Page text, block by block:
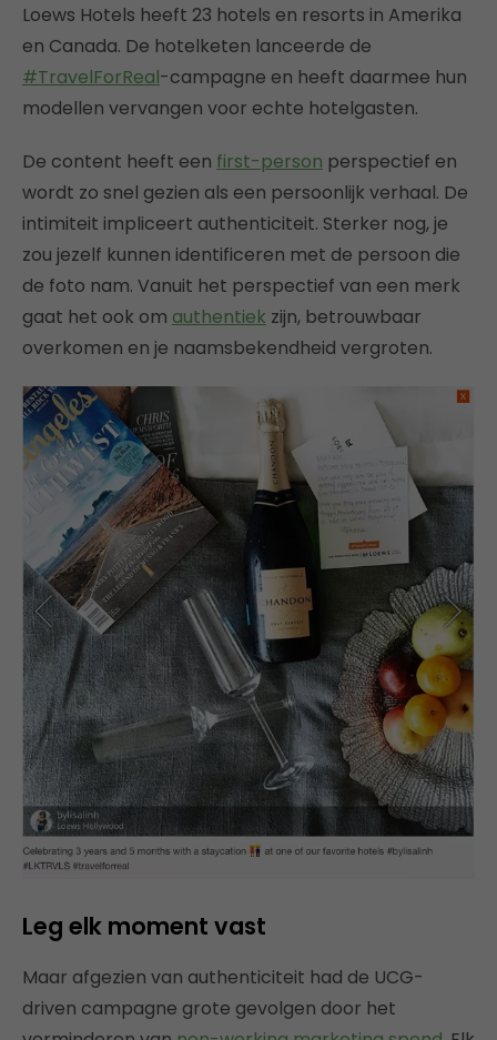
Loews Hotels heeft 23 hotels en resorts in Amerika
en Canada. De hotelketen lanceerde de
#TravelForReal-campagne en heeft daarmee hun
modellen vervangen voor echte hotelgasten.
De content heeft een first-person perspectief en
wordt zo snel gezien als een persoonlijk verhaal. De
intimiteit impliceert authenticiteit. Sterker nog, je
zou jezelf kunnen identificeren met de persoon die
de foto nam. Vanuit het perspectief van een merk
gaat het ook om authentiek zijn, betrouwbaar
overkomen en je naamsbekendheid vergroten.
Leg elk moment vast
Maar afgezien van authenticiteit had de UCG-
driven campagne grote gevolgen door het